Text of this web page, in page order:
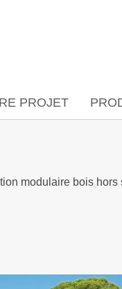
PROJET
modulaire bois